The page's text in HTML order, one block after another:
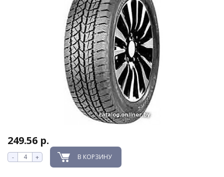
249.56 р.
- + В КОРЗИНУ